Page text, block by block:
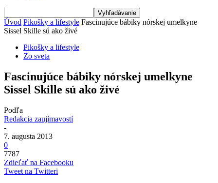
Úvod Pikošky a lifestyle Fascinujúce bábiky nórskej umelkyne
Sissel Skille sú ako živé
Pikošky a lifestyle
Zo sveta
Fascinujúce bábiky nórskej umelkyne
Sissel Skille sú ako živé
Podľa
Redakcia zaujímavostí
-
7. augusta 2013
0
7787
Zdieľať na Facebooku
Tweet na Twitteri